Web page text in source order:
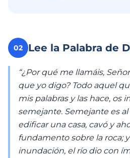
02 Lee la Palabra de
“¿Por qué me llamáis,
que yo digo? Todo aquel
mis palabras y las hace, os
semejante. Semejante es
edificar una casa, cavó y
fundamento sobre la roca;
inundación, el río dio con